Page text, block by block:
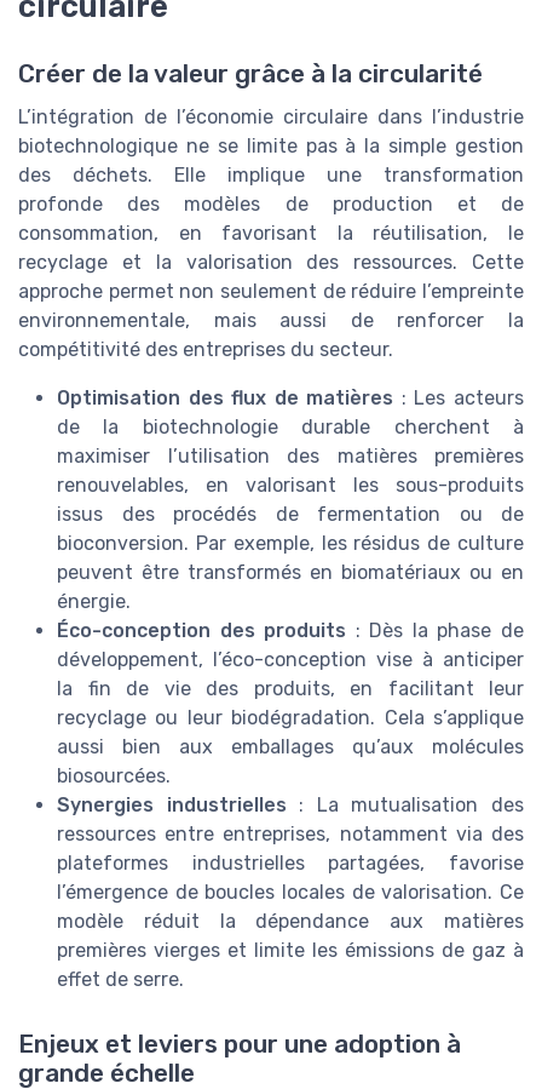
Créer de la valeur grâce à la circularité
L’intégration de l’économie circulaire dans l’industrie
biotechnologique ne se limite pas à la simple gestion
des déchets. Elle implique une transformation
profonde des modèles de production et de
consommation, en favorisant la réutilisation, le
recyclage et la valorisation des ressources. Cette
approche permet non seulement de réduire l’empreinte
environnementale, mais aussi de renforcer la
compétitivité des entreprises du secteur.
Optimisation des flux de matières : Les acteurs
de la biotechnologie durable cherchent à
maximiser l’utilisation des matières premières
renouvelables, en valorisant les sous-produits
issus des procédés de fermentation ou de
bioconversion. Par exemple, les résidus de culture
peuvent être transformés en biomatériaux ou en
énergie.
Éco-conception des produits : Dès la phase de
développement, l’éco-conception vise à anticiper
la fin de vie des produits, en facilitant leur
recyclage ou leur biodégradation. Cela s’applique
aussi bien aux emballages qu’aux molécules
biosourcées.
Synergies industrielles : La mutualisation des
ressources entre entreprises, notamment via des
plateformes industrielles partagées, favorise
l’émergence de boucles locales de valorisation. Ce
modèle réduit la dépendance aux matières
premières vierges et limite les émissions de gaz à
effet de serre.
Enjeux et leviers pour une adoption à
grande échelle